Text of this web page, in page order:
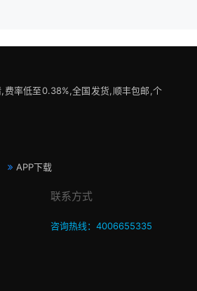
费率低至0.38%,全国发货,顺丰包邮,个
APP下载
联系方式
咨询热线：4006655335